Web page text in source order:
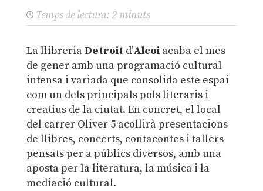
Temps de lectura: 2 minuts
La llibreriaDetroitd’Alcoiacaba el mes
de gener amb una programació cultural
intensa i variada que consolida este espai
com un dels principals pols literaris i
creatius de la ciutat. En concret, el local
del carrer Oliver 5 acollirà presentacions
de llibres, concerts, contacontes i tallers
pensats per a públics diversos, amb una
aposta per la literatura, la música i la
mediació cultural.